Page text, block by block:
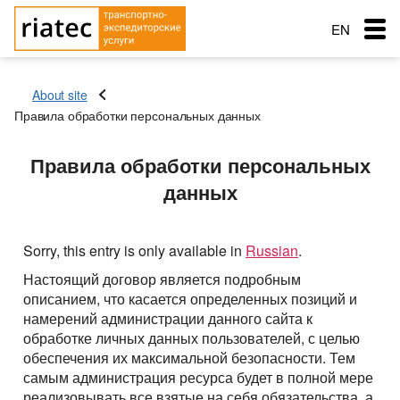
Menu
Transportation
The main types of transport
Cargo transportation: Awning semitrailer – 90 cubes
Cargo transportation with refrigerator + 10C — 20C, 86
cubes
Cargo transportation: Awning, articulated lorry with
Типы перевозок
Автомобильные грузоперевозки
Перевозки сборных грузов
Морские перевозки
Морские грузоперевозки
Ж.Д. грузоперевозки
Service order
Exchange: Transport and cargo
EN
About site
Правила обработки персональных данных
Правила обработки персональных
данных
Sorry, this entry is only available in Russian.
Настоящий договор является подробным
описанием, что касается определенных позиций и
намерений администрации данного сайта к
обработке личных данных пользователей, с целью
обеспечения их максимальной безопасности. Тем
самым администрация ресурса будет в полной мере
City of Loading
Country of unloading
Description of cargo
Transport type
Cargo weight (t)
Cargo volume
City of Loading
Country of unloading
Transport type
Cargo weight (t)
Cargo volume
Company